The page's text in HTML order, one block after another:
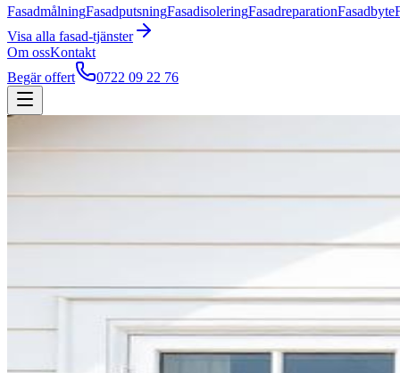
FasadmålningFasadputsningFasadisoleringFasadreparationFasadbyte
Visa alla fasad-tjänster
Om ossKontakt
Begär offert
0722 09 22 76